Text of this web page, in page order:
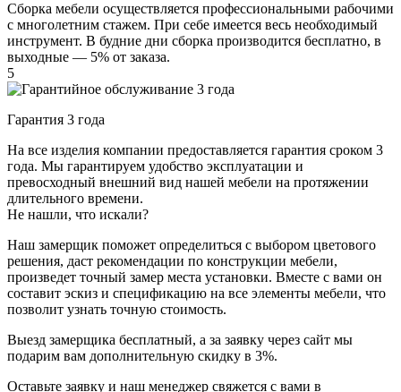
Сборка мебели осуществляется профессиональными рабочими
с многолетним стажем. При себе имеется весь необходимый
инструмент. В будние дни сборка производится бесплатно, в
выходные — 5% от заказа.
5
Гарантия 3 года
На все изделия компании предоставляется гарантия сроком 3
года. Мы гарантируем удобство эксплуатации и
превосходный внешний вид нашей мебели на протяжении
длительного времени.
Не нашли, что искали?
Наш замерщик поможет определиться с выбором цветового
решения, даст рекомендации по конструкции мебели,
произведет точный замер места установки. Вместе с вами он
составит эскиз и спецификацию на все элементы мебели, что
позволит узнать точную стоимость.
Выезд замерщика бесплатный, а за заявку через сайт мы
подарим вам дополнительную скидку в 3%.
Оставьте заявку и наш менеджер свяжется с вами в